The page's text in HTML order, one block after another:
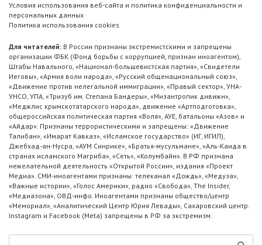
Условия использования веб-сайта и политика конфиденциальности и
персональных данных
Политика использования cookies
Для читателей: В России признаны экстремистскими и запрещены
организации ФБК (Фонд борьбы с коррупцией, признан иноагентом),
Штабы Навального, «Национал-большевистская партия», «Свидетели
Иеговы», «Армия воли народа», «Русский общенациональный союз»,
«Движение против нелегальной иммиграции», «Правый сектор», УНА-
УНСО, УПА, «Тризуб им. Степана Бандеры», «Мизантропик дивижн»,
«Меджлис крымскотатарского народа», движение «Артподготовка»,
общероссийская политическая партия «Воля», АУЕ, батальоны «Азов» и
«Айдар». Признаны террористическими и запрещены: «Движение
Талибан», «Имарат Кавказ», «Исламское государство» (ИГ, ИГИЛ),
Джебхад-ан-Нусра, «АУМ Синрике», «Братья-мусульмане», «Аль-Каида в
странах исламского Магриба», «Сеть», «Колумбайн». В РФ признана
нежелательной деятельность «Открытой России», издания «Проект
Медиа». СМИ-иноагентами признаны: телеканал «Дождь», «Медуза»,
«Важные истории», «Голос Америки», радио «Свобода», The Insider,
«Медиазона», ОВД-инфо. Иноагентами признаны общество/центр
«Мемориал», «Аналитический Центр Юрия Левады», Сахаровский центр.
Instagram и Facebook (Metа) запрещены в РФ за экстремизм.